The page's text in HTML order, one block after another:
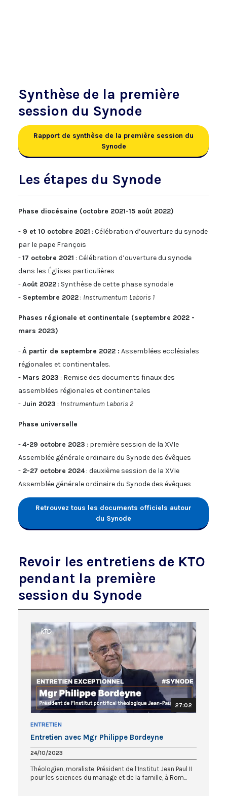
Synthèse de la première
session du Synode
Rapport de synthèse de la première session du
Synode
Les étapes du Synode
Phase diocésaine (octobre 2021-15 août 2022)
- 9 et 10 octobre 2021 : Célébration d’ouverture du synode
par le pape François
-17 octobre 2021 : Célébration d’ouverture du synode
dans les Églises particulières
-Août 2022 : Synthèse de cette phase synodale
- Septembre 2022 : Instrumentum Laboris 1
Phases régionale et continentale (septembre 2022 -
mars 2023)
-À partir de septembre 2022 : Assemblées ecclésiales
régionales et continentales.
- Mars 2023 : Remise des documents finaux des
assemblées régionales et continentales
- Juin 2023 : Instrumentum Laboris 2
Phase universelle
-4-29 octobre 2023 : première session de la XVIe
Assemblée générale ordinaire du Synode des évêques
- 2-27 octobre 2024: deuxième session de la XVIe
Assemblée générale ordinaire du Synode des évêques
Retrouvez tous les documents officiels autour
du Synode
Revoir les entretiens de KTO
pendant la première
session du Synode
27:02
ENTRETIEN
Entretien avec Mgr Philippe Bordeyne
24/10/2023
Théologien, moraliste, Président de l’Institut Jean Paul II
pour les sciences du mariage et de la famille, à Rom...